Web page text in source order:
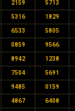
2159 5713
5316 1829
6533 5805
0859 9566
8942 1238
7504 5691
9485 0159
4867 6408